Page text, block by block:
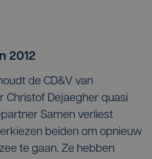
2012
de CD&V van
Christof Dejaegher quasi
Samen verliest
beiden om opnieuw
te gaan. Ze hebben